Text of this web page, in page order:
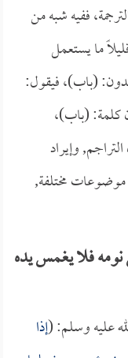
ففيه شبه من
ما يستعمل
(باب)، فيقول:
كلمة: (باب)،
وإيراد
مختلفة,
فلا يغمس يده
عليه وسلم: (إذا